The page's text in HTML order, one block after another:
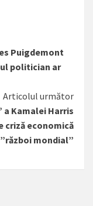
Puigdemont
politician ar
Articolul următor
a Kamalei Harris
criză economică
mondial”